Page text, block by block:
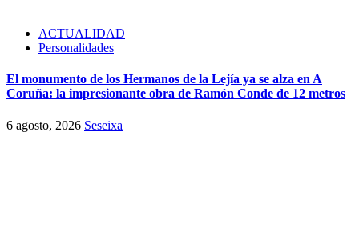
ACTUALIDAD
Personalidades
El monumento de los Hermanos de la Lejía ya se alza en A
Coruña: la impresionante obra de Ramón Conde de 12 metros
6 agosto, 2026 Seseixa